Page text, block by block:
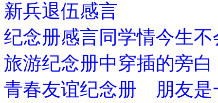
新兵退伍感言
纪念册感言同学情今生不
旅游纪念册中穿插的旁白
青春友谊纪念册 朋友是